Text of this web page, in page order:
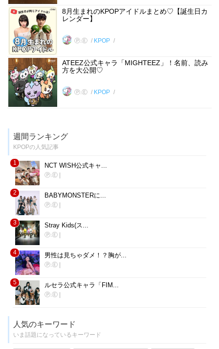
8月生まれのKPOPアイドルまとめ♡【誕生日カ
レンダー】
Ⓟ.Ⓔ KPOP
ATEEZ公式キャラ「MIGHTEEZ」！名前、読み
方を大公開♡
Ⓟ.Ⓔ KPOP
週間ランキング
KPOPの人気記事
1 NCT WISH公式キャ...
Ⓟ.Ⓔ
2 BABYMONSTERに...
Ⓟ.Ⓔ
3 Stray Kids(ス...
Ⓟ.Ⓔ
4 男性は見ちゃダメ！？胸が...
Ⓟ.Ⓔ
5 ルセラ公式キャラ「FIM...
Ⓟ.Ⓔ
人気のキーワード
いま話題になっているキーワード